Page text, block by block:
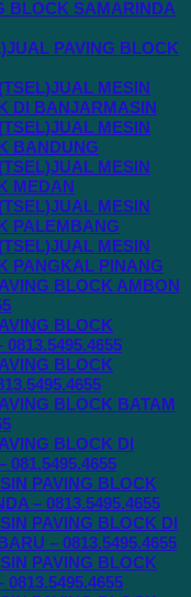
BLOCK SAMARINDA
PAVING BLOCK
MESIN
DI BANJARMASIN
MESIN
BANDUNG
MESIN
MEDAN
MESIN
PALEMBANG
MESIN
PANGKAL PINANG
BLOCK AMBON
BLOCK
BLOCK
BLOCK BATAM
BLOCK DI
081.5495.4655
PAVING BLOCK
– 0813.5495.4655
PAVING BLOCK DI
– 0813.5495.4655
PAVING BLOCK
0813.5495.4655